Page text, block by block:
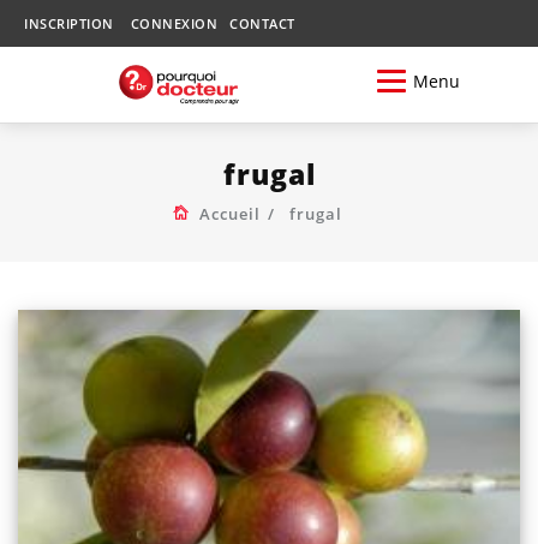
INSCRIPTION CONNEXION CONTACT
Menu
frugal
Accueil frugal